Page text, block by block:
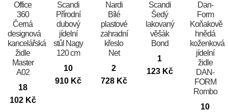
Office
360
Černá
designová
kancelářská
židle
Master
A02
18
102 Kč
Scandi
Přírodní
dubový
jídelní
stůl Nagy
120 cm
10
910 Kč
Nardi
Bílé
plastové
zahradní
křeslo
Net
2
728 Kč
Scandi
Šedý
lakovaný
věšák
Bond
1
123 Kč
​​​​​Dan-
Form
Koňakově
hnědá
koženková
jídelní
židle
DAN-
FORM
Rombo
10